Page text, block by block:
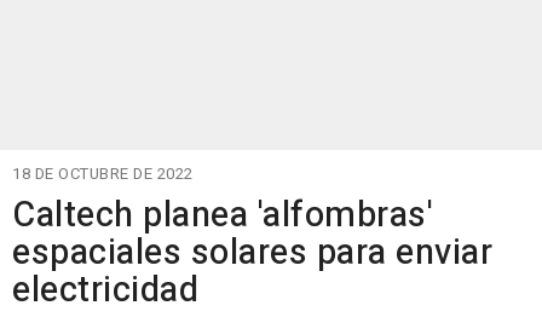
18 DE OCTUBRE DE 2022
Caltech planea 'alfombras'
espaciales solares para enviar
electricidad